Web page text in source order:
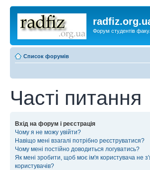
Форум студентів
Список форумів
Часті питання
Вхід на форум і реєстрація
Чому я не можу увійти?
Навіщо мені взагалі потрібно реєструватися?
Чому мені постійно доводиться логуватись?
Як мені зробити, щоб моє ім'я користувача не
користувачів?